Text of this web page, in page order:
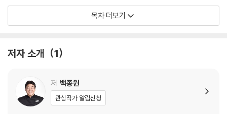
Part 2
돼지 부위별 분할과 상품화 요령
골격 구조의 이해
돼지고기 부위별 주된 용도
지육의 3분할(6분도체 만들기)
상품화 요령
목차 더보기
저자 소개 1
저 백종원
관심작가 알림신청